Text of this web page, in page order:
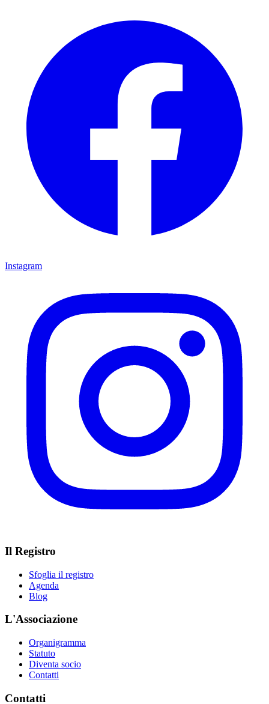
Instagram
Il Registro
Sfoglia il registro
Agenda
Blog
L'Associazione
Organigramma
Statuto
Diventa socio
Contatti
Contatti